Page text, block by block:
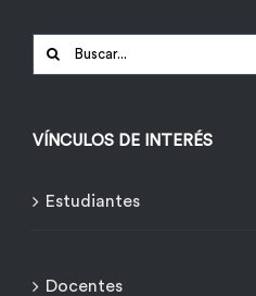
Buscar:
VÍNCULOS DE INTERÉS
Estudiantes
Docentes